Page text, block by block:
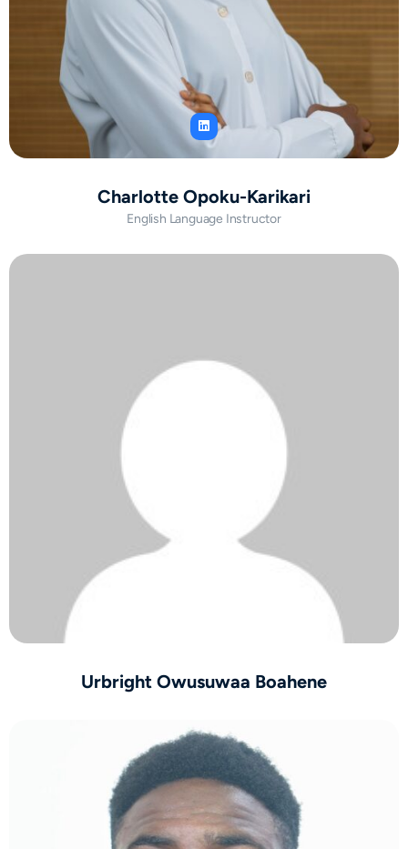
Charlotte Opoku-Karikari
English Language Instructor
Urbright Owusuwaa Boahene